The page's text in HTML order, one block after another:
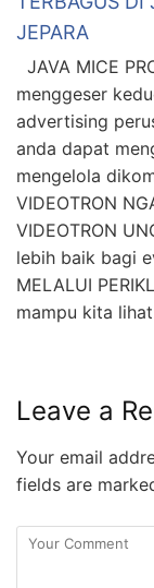
JEPARA
JAVA MICE
menggeser
advertising
anda dapat
mengelola
VIDEOTRON
VIDEOTRON
lebih baik bagi
MELALUI
mampu kita
Leave a
Your email
fields are